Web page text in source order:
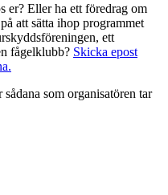
er? Eller ha ett föredrag om
att sätta ihop programmet
ett
fågelklubb? Skicka epost
sådana som organisatören tar